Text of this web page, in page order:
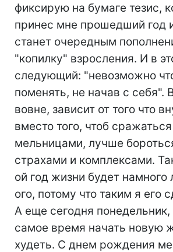
фиксирую на бумаге тезис,
принес мне прошедший год
станет очередным
"копилку" взросления. И в
следующий: "невозможно
поменять, не начав с себя".
вовне, зависит от того что
вместо того, чтоб
мельницами, лучше
страхами и комплексами.
ой год жизни будет
ого, потому что таким я его
А еще сегодня понедельник,
самое время начать новую
худеть. С днем рождения